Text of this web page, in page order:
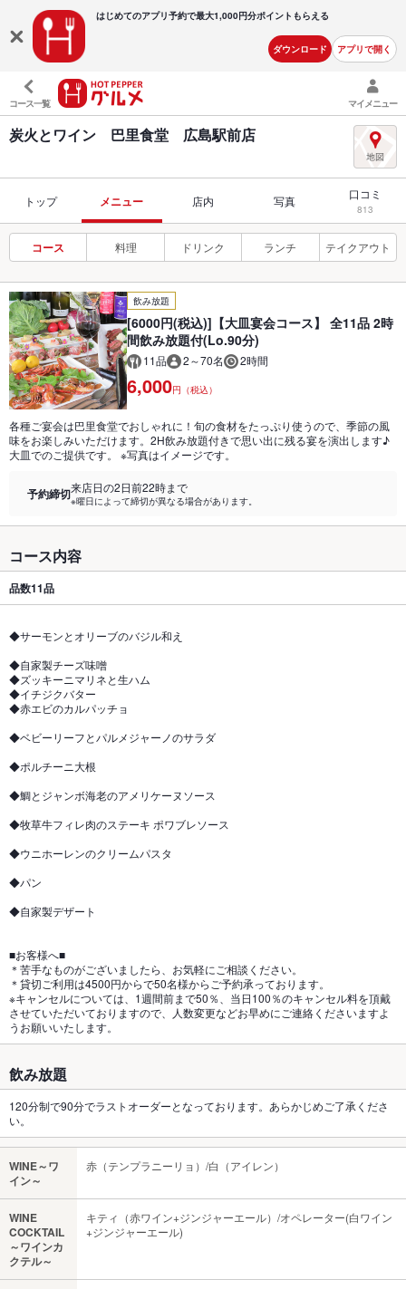
はじめてのアプリ予約で最大1,000円分ポイントもらえる
ダウンロード アプリで開く
コース一覧 マイメニュー
炭火とワイン 巴里食堂 広島駅前店
トップ メニュー 店内 写真 口コミ
813
コース 料理 ドリンク ランチ テイクアウト
飲み放題
[6000円(税込)]【大皿宴会コース】 全11品 2時
間飲み放題付(Lo.90分)
11品 2～70名 2時間
6,000円（税込）
各種ご宴会は巴里食堂でおしゃれに！旬の食材をたっぷり使うので、季節の風
味をお楽しみいただけます。2H飲み放題付きで思い出に残る宴を演出します♪
大皿でのご提供です。 ※写真はイメージです。
予約締切来店日の2日前22時まで
※曜日によって締切が異なる場合があります。
コース内容
品数11品
◆サーモンとオリーブのバジル和え
◆自家製チーズ味噌
◆ズッキーニマリネと生ハム
◆イチジクバター
◆赤エビのカルパッチョ
◆ベビーリーフとパルメジャーノのサラダ
◆ポルチーニ大根
◆鯛とジャンボ海老のアメリケーヌソース
◆牧草牛フィレ肉のステーキ ポワブレソース
◆ウニホーレンのクリームパスタ
◆パン
◆自家製デザート
■お客様へ■
＊苦手なものがございましたら、お気軽にご相談ください。
＊貸切ご利用は4500円からで50名様からご予約承っております。
※キャンセルについては、1週間前まで50％、当日100％のキャンセル料を頂戴
させていただいておりますので、人数変更などお早めにご連絡くださいますよ
うお願いいたします。
飲み放題
120分制で90分でラストオーダーとなっております。あらかじめご了承くださ
い。
WINE～ワ
イン～
赤（テンプラニーリョ）/白（アイレン）
WINE
COCKTAIL
～ワインカ
クテル～
キティ（赤ワイン+ジンジャーエール）/オペレーター(白ワイン
+ジンジャーエール)